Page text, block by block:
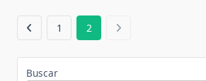
1 2
Buscar